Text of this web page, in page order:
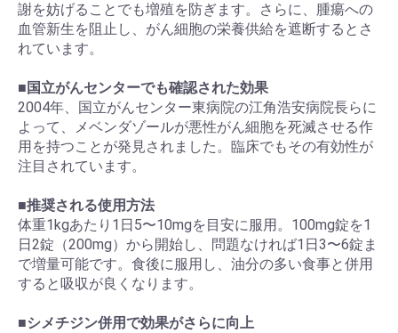
謝を妨げることでも増殖を防ぎます。さらに、腫瘍への
血管新生を阻止し、がん細胞の栄養供給を遮断するとさ
れています。
■ 国立がんセンターでも確認された効果
2004年、国立がんセンター東病院の江角浩安病院長らに
よって、メベンダゾールが悪性がん細胞を死滅させる作
用を持つことが発見されました。臨床でもその有効性が
注目されています。
■推奨される使用方法
体重1kgあたり1日5〜10mgを目安に服用。100mg錠を1
日2錠（200mg）から開始し、問題なければ1日3〜6錠ま
で増量可能です。食後に服用し、油分の多い食事と併用
すると吸収が良くなります。
■シメチジン併用で効果がさらに向上